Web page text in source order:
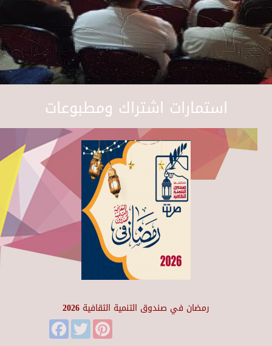
استمارات اشتراك ومطبوعات
رمضان في صندوق التنمية الثقافية 2026
FacebookTwitter